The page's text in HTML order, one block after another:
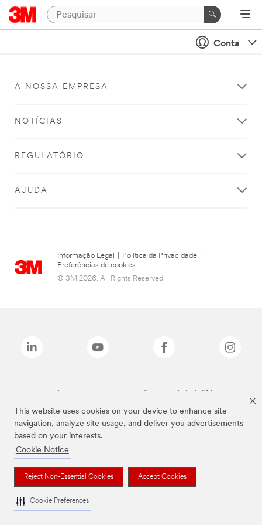
This website uses cookies on your device to enhance site
navigation, analyze site usage, and deliver you advertisements
based on your interests.
Cookie Notice
Reject Non-Essential Cookies Accept Cookies
Cookie Preferences
Conta
A NOSSA EMPRESA
NOTÍCIAS
REGULATÓRIO
AJUDA
Informação Legal Política da Privacidade
Preferências de cookies
© 3M 2026. All Rights Reserved.
Todas as marcas mencionadas são propriedade da 3M.